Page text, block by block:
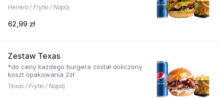
Herrero / Frytki / Napój
62,99 zł
Zestaw Texas
*do ceny każdego burgera został doliczony
koszt opakowania 2zł
Texas / Frytki / Napój